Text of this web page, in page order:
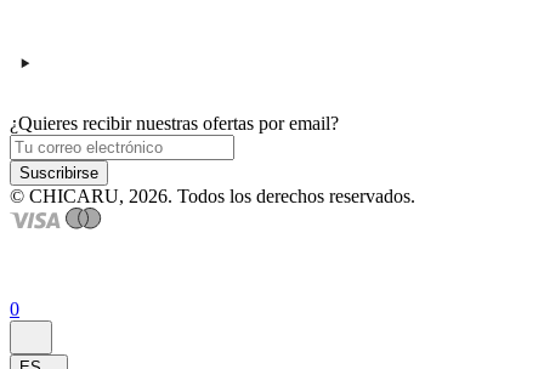
¿Quieres recibir nuestras ofertas por email?
Suscribirse
© CHICARU, 2026. Todos los derechos reservados.
0